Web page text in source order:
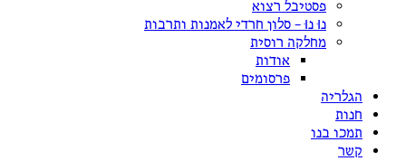
פסטיבל רצוא
נוּ נוּ – סלון חרדי לאמנות ותרבות
מחלקה רוסית
אודות
פרסומים
הגלריה
חנות
תמכו בנו
קשר